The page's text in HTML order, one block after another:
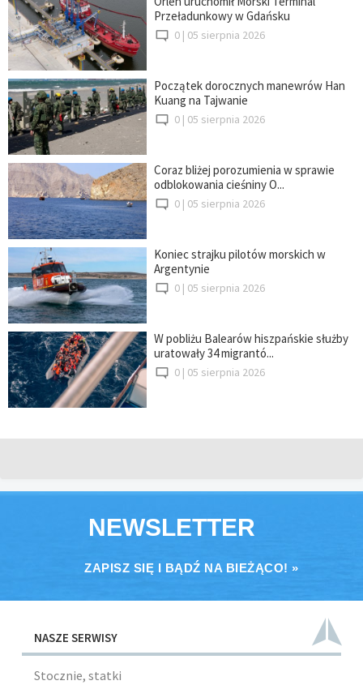
Przeładunkowy w Gdańsku
0 | 05 sierpnia 2026
Początek dorocznych manewrów Han
Kuang na Tajwanie
0 | 05 sierpnia 2026
Coraz bliżej porozumienia w sprawie
odblokowania cieśniny O...
0 | 05 sierpnia 2026
Koniec strajku pilotów morskich w
Argentynie
0 | 05 sierpnia 2026
W pobliżu Balearów hiszpańskie służby
uratowały 34 migrantó...
0 | 05 sierpnia 2026
NEWSLETTER
ZAPISZ SIĘ I BĄDŹ NA BIEŻĄCO! »
NASZE SERWISY
Stocznie, statki